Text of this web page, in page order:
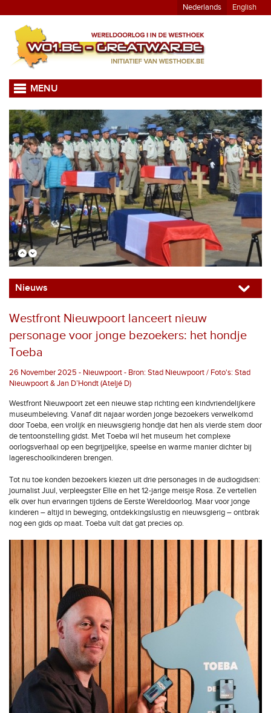
Nederlands English
MENU
Nieuws
Westfront Nieuwpoort lanceert nieuw
personage voor jonge bezoekers: het hondje
Toeba
26 November 2025 - Nieuwpoort - Bron: Stad Nieuwpoort / Foto's: Stad
Nieuwpoort & Jan D’Hondt (Ateljé D)
Westfront Nieuwpoort zet een nieuwe stap richting een kindvriendelijkere
museumbeleving. Vanaf dit najaar worden jonge bezoekers verwelkomd
door Toeba, een vrolijk en nieuwsgierig hondje dat hen als vierde stem door
de tentoonstelling gidst. Met Toeba wil het museum het complexe
oorlogsverhaal op een begrijpelijke, speelse en warme manier dichter bij
lagereschoolkinderen brengen.
Tot nu toe konden bezoekers kiezen uit drie personages in de audiogidsen:
journalist Juul, verpleegster Ellie en het 12-jarige meisje Rosa. Ze vertellen
elk over hun ervaringen tijdens de Eerste Wereldoorlog. Maar voor jonge
kinderen – altijd in beweging, ontdekkingslustig en nieuwsgierig – ontbrak
nog een gids op maat. Toeba vult dat gat precies op.